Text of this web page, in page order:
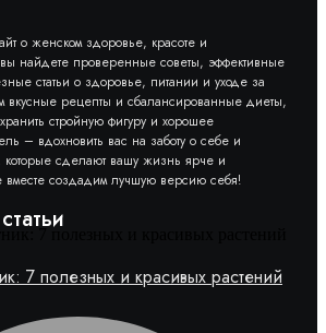
о женском здоровье, красоте и
найдете проверенные советы, эффективные
статьи о здоровье, питании и уходе за
рецепты и сбалансированные диеты,
стройную фигуру и хорошее
– вдохновить вас на заботу о себе и
которые сделают вашу жизнь ярче и
вместе создадим лучшую версию себя!
7 полезных и красивых растений